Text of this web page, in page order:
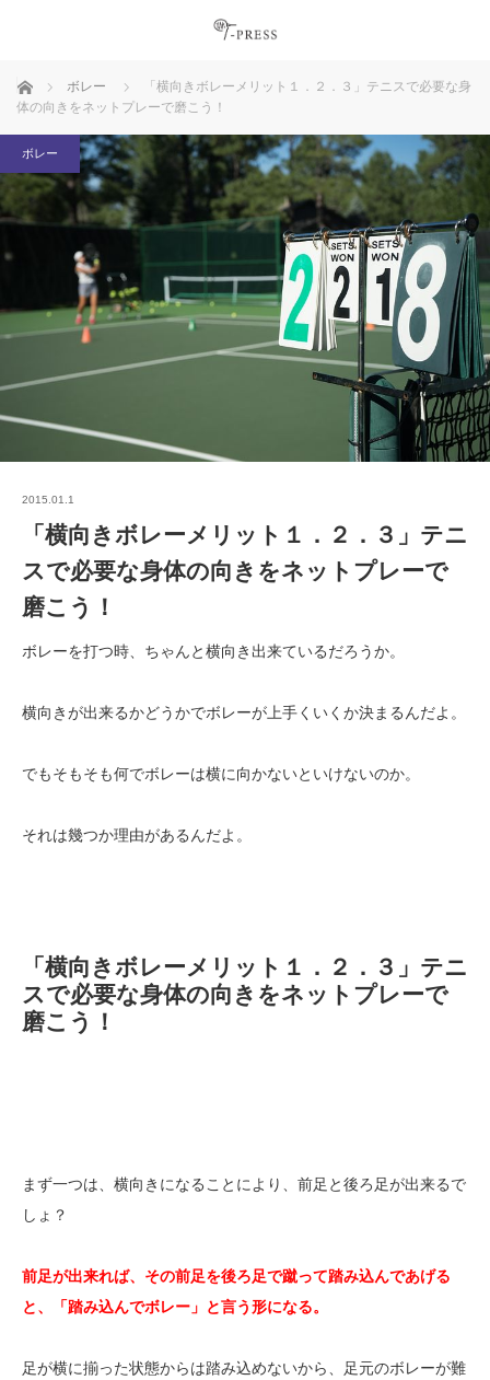
ホーム ボレー
「横向きボレーメリット１．２．３」テニスで必要な身
体の向きをネットプレーで磨こう！
ボレー
2015.01.1
「横向きボレーメリット１．２．３」テニ
スで必要な身体の向きをネットプレーで
磨こう！
ボレーを打つ時、ちゃんと横向き出来ているだろうか。
横向きが出来るかどうかでボレーが上手くいくか決まるんだよ。
でもそもそも何でボレーは横に向かないといけないのか。
それは幾つか理由があるんだよ。
「横向きボレーメリット１．２．３」テニ
スで必要な身体の向きをネットプレーで
磨こう！
まず一つは、横向きになることにより、前足と後ろ足が出来るで
しょ？
前足が出来れば、その前足を後ろ足で蹴って踏み込んであげる
と、「踏み込んでボレー」と言う形になる。
足が横に揃った状態からは踏み込めないから、足元のボレーが難